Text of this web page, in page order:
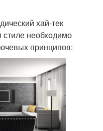
хай-тек
стиле необходимо
принципов: